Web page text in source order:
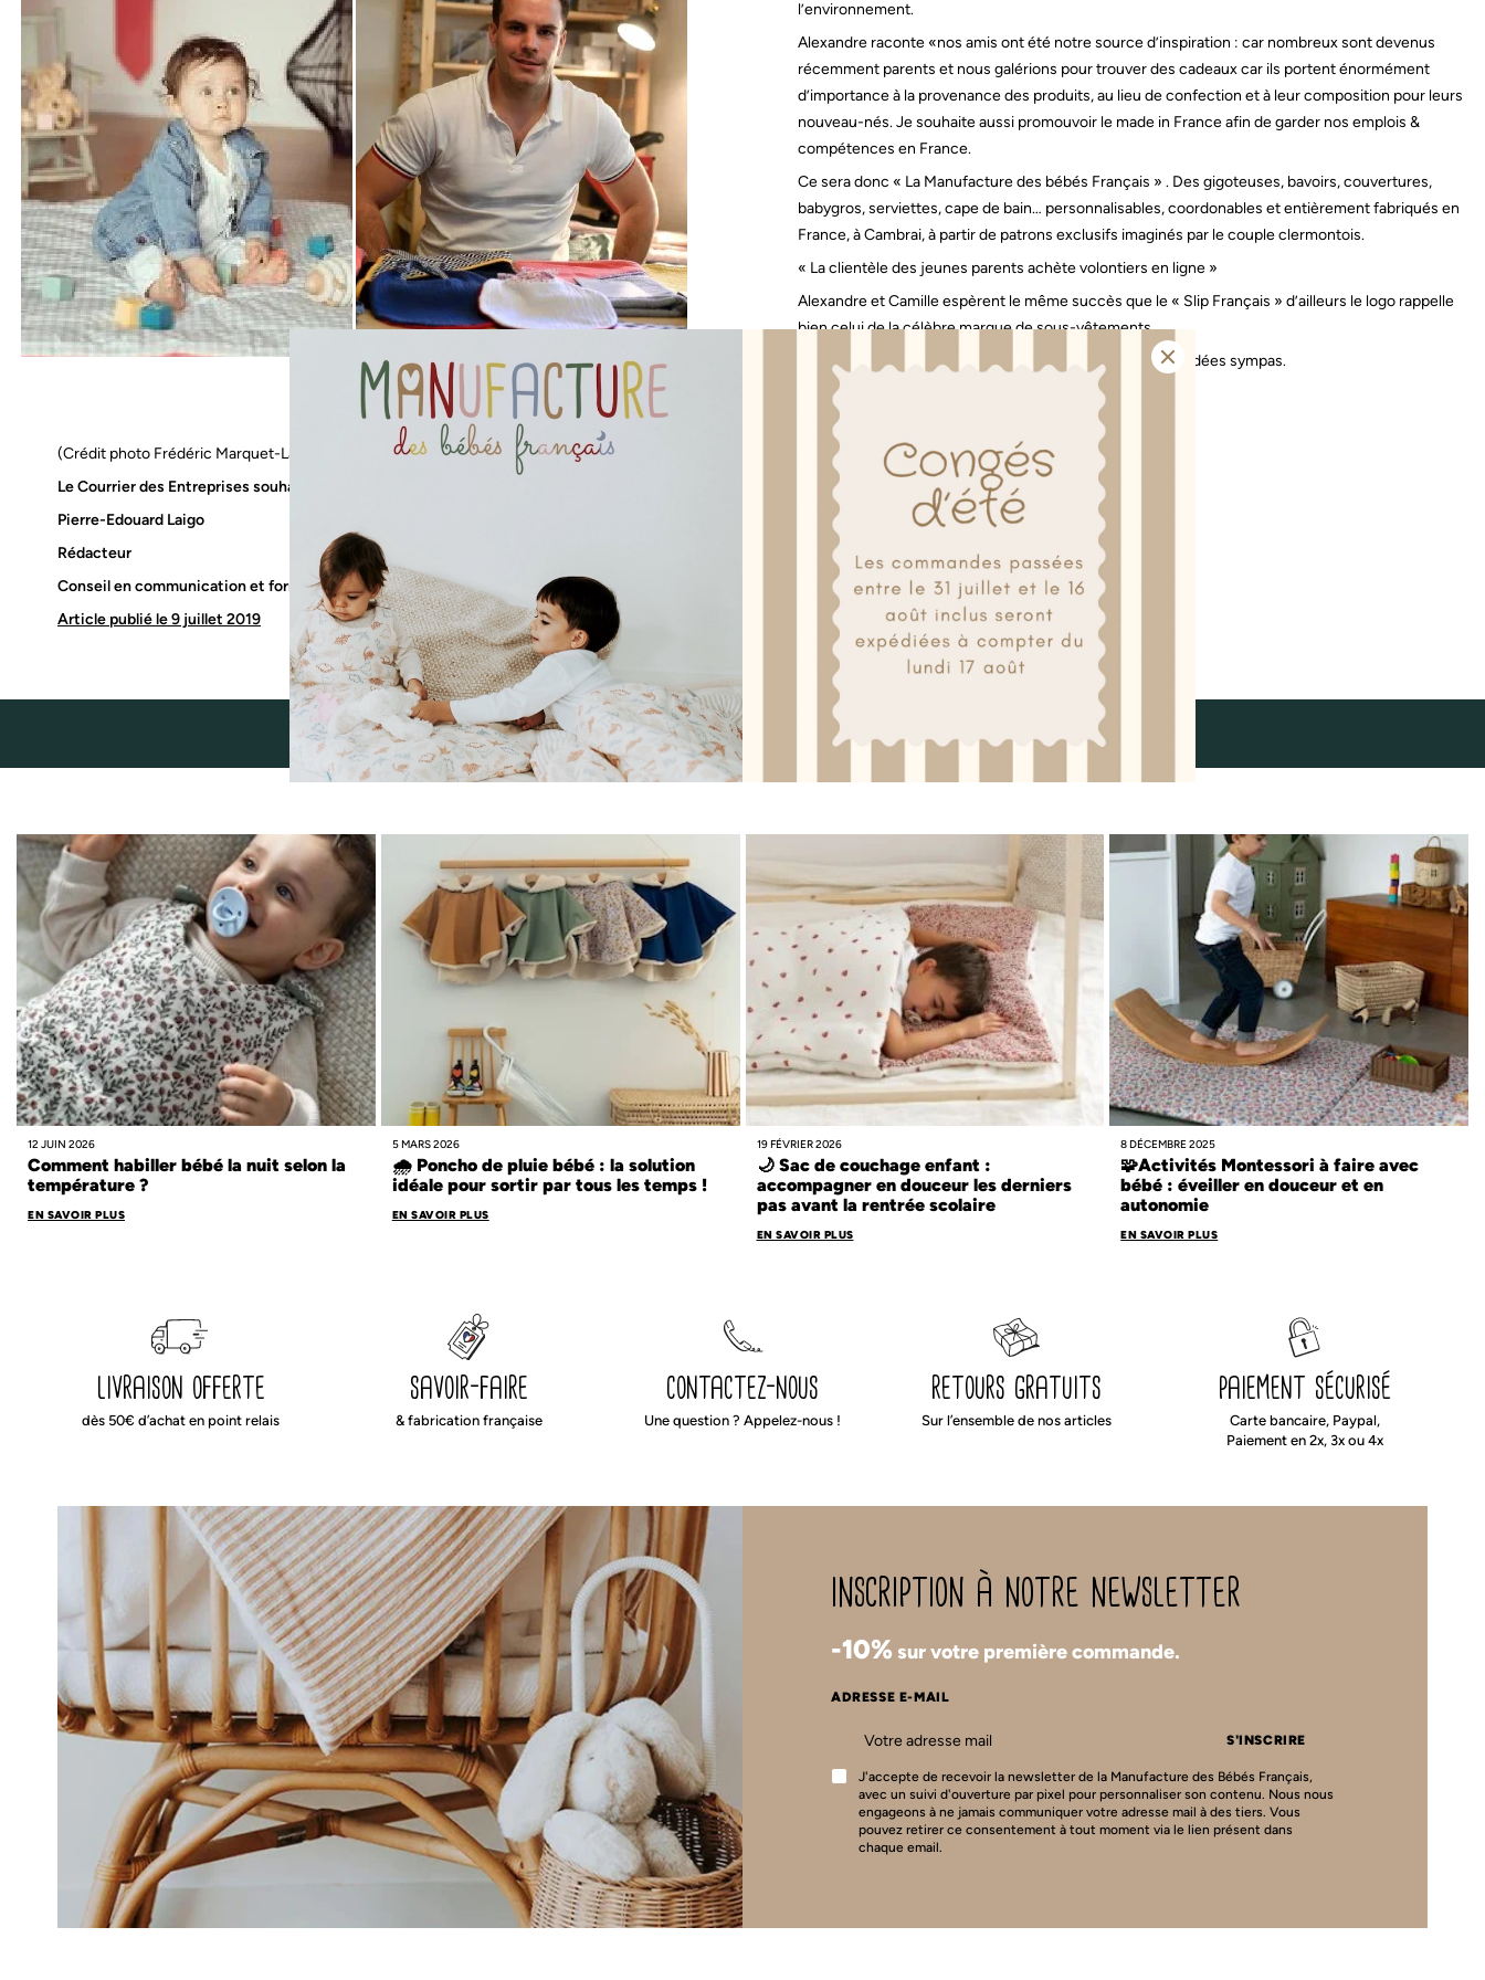
l’environnement.
Alexandre raconte «nos amis ont été notre source d’inspiration : car nombreux sont devenus
récemment parents et nous galérions pour trouver des cadeaux car ils portent énormément
d’importance à la provenance des produits, au lieu de confection et à leur composition pour leurs
nouveau-nés. Je souhaite aussi promouvoir le made in France afin de garder nos emplois &
compétences en France.
Ce sera donc « La Manufacture des bébés Français » . Des gigoteuses, bavoirs, couvertures,
babygros, serviettes, cape de bain… personnalisables, coordonables et entièrement fabriqués en
France, à Cambrai, à partir de patrons exclusifs imaginés par le couple clermontois.
« La clientèle des jeunes parents achète volontiers en ligne »
Alexandre et Camille espèrent le même succès que le « Slip Français » d’ailleurs le logo rappelle
bien celui de la célèbre marque de sous-vêtements.
Visitez leur boutique en ligne, il y a plein de clin d’œil et d’idées sympas.
(Crédit photo Frédéric Marquet-La Montagne-)
Le Courrier des Entreprises souhaite une grande réussite à cette manufacture. >>
Pierre-Edouard Laigo
Rédacteur
Conseil en communication et formateur
Article publié le 9 juillet 2019
découvrir
12 JUIN 2026
Comment habiller bébé la nuit selon la
température ?
EN SAVOIR PLUS
5 MARS 2026
🌧️ Poncho de pluie bébé : la solution
idéale pour sortir par tous les temps !
EN SAVOIR PLUS
19 FÉVRIER 2026
🌙 Sac de couchage enfant :
accompagner en douceur les derniers
pas avant la rentrée scolaire
EN SAVOIR PLUS
8 DÉCEMBRE 2025
🧩Activités Montessori à faire avec
bébé : éveiller en douceur et en
autonomie
EN SAVOIR PLUS
livraison offerte
dès 50€ d’achat en point relais
savoir-faire
& fabrication française
contactez-nous
Une question ? Appelez-nous !
retours gratuits
Sur l’ensemble de nos articles
paiement sécurisé
Carte bancaire, Paypal,
Paiement en 2x, 3x ou 4x
inscription à notre newsletter
-10%sur votre première commande.
ADRESSE E-MAIL
S'INSCRIRE
J'accepte de recevoir la newsletter de la Manufacture des Bébés Français,
avec un suivi d'ouverture par pixel pour personnaliser son contenu. Nous nous
engageons à ne jamais communiquer votre adresse mail à des tiers. Vous
pouvez retirer ce consentement à tout moment via le lien présent dans
chaque email.